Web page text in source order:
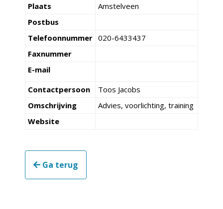
Plaats
Amstelveen
Postbus
Telefoonnummer 020-6433437
Faxnummer
E-mail
Contactpersoon
Toos Jacobs
Omschrijving
Advies, voorlichting, training
Website
Ga terug